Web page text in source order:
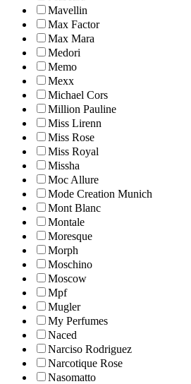
Mavellin
Max Factor
Max Mara
Medori
Memo
Mexx
Michael Cors
Million Pauline
Miss Lirenn
Miss Rose
Miss Royal
Missha
Moc Allure
Mode Creation Munich
Mont Blanc
Montale
Moresque
Morph
Moschino
Moscow
Mpf
Mugler
My Perfumes
Naced
Narciso Rodriguez
Narcotique Rose
Nasomatto